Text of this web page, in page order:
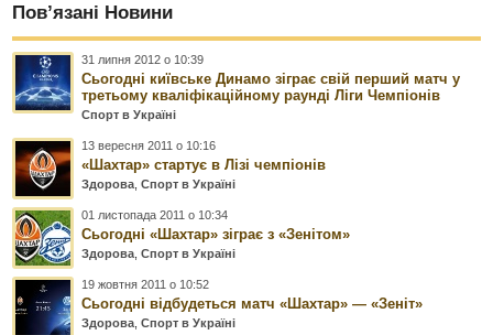
Пов’язані Новини
31 липня 2012 о 10:39
Сьогодні київське Динамо зіграє свій перший матч у
третьому кваліфікаційному раунді Ліги Чемпіонів
Спорт в Україні
13 вересня 2011 о 10:16
«Шахтар» стартує в Лізі чемпіонів
Здорова ,Спорт в Україні
01 листопада 2011 о 10:34
Сьогодні «Шахтар» зіграє з «Зенітом»
Здорова ,Спорт в Україні
19 жовтня 2011 о 10:52
Сьогодні відбудеться матч «Шахтар» — «Зеніт»
Здорова ,Спорт в Україні